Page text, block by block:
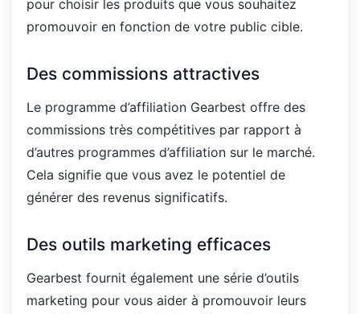
pour choisir les produits que vous souhaitez
promouvoir en fonction de votre public cible.
Des commissions attractives
Le programme d’affiliation Gearbest offre des
commissions très compétitives par rapport à
d’autres programmes d’affiliation sur le marché.
Cela signifie que vous avez le potentiel de
générer des revenus significatifs.
Des outils marketing efficaces
Gearbest fournit également une série d’outils
marketing pour vous aider à promouvoir leurs